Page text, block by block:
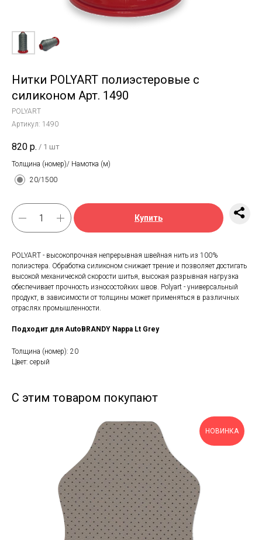
Нитки POLYART полиэстеровые с
силиконом Арт. 1490
POLYART
Артикул: 1490
820 р. / 1 шт
Толщина (номер)/ Намотка (м)
20/1500
Купить
POLYART - высокопрочная непрерывная швейная нить из 100%
полиэстера. Обработка силиконом снижает трение и позволяет достигать
высокой механической скорости шитья, высокая разрывная нагрузка
обеспечивает прочность износостойких швов. Polyart - универсальный
продукт, в зависимости от толщины может применяться в различных
отраслях промышленности.
Подходит для AutoBRANDY Nappa Lt Grey
Толщина (номер): 20
Цвет: серый
С этим товаром покупают
НОВИНКА